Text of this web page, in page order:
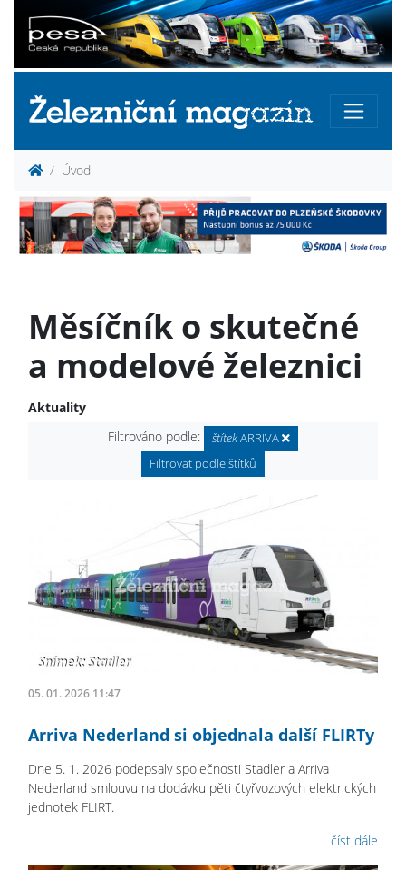
Úvod
Měsíčník o skutečné
a modelové železnici
Aktuality
Filtrováno podle:
štítekARRIVA
Filtrovat podle štítků
05. 01. 2026 11:47
Arriva Nederland si objednala další FLIRTy
Dne 5. 1. 2026 podepsaly společnosti Stadler a Arriva
Nederland smlouvu na dodávku pěti čtyřvozových elektrických
jednotek FLIRT.
číst dále